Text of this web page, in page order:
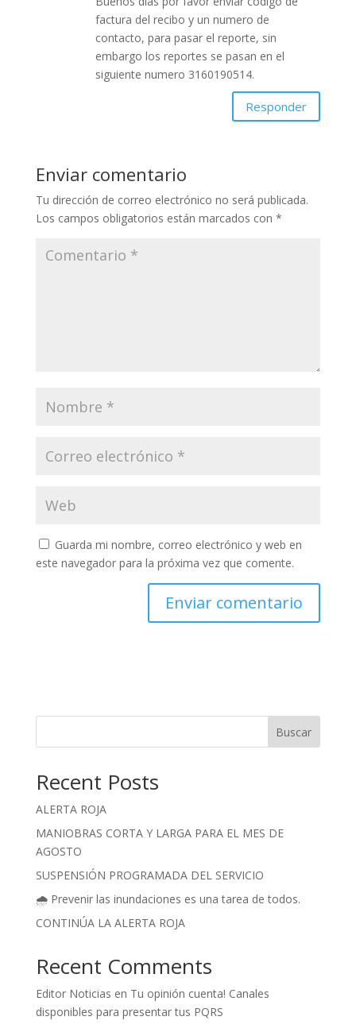
factura del recibo y un numero de
contacto, para pasar el reporte, sin
embargo los reportes se pasan en el
siguiente numero 3160190514.
Responder
Enviar comentario
Tu dirección de correo electrónico no será publicada.
Los campos obligatorios están marcados con *
Guarda mi nombre, correo electrónico y web en
este navegador para la próxima vez que comente.
Buscar
Recent Posts
ALERTA ROJA
MANIOBRAS CORTA Y LARGA PARA EL MES DE
AGOSTO
SUSPENSIÓN PROGRAMADA DEL SERVICIO
🌧️ Prevenir las inundaciones es una tarea de todos.
CONTINÚA LA ALERTA ROJA
Recent Comments
Editor Noticias en Tu opinión cuenta! Canales
disponibles para presentar tus PQRS